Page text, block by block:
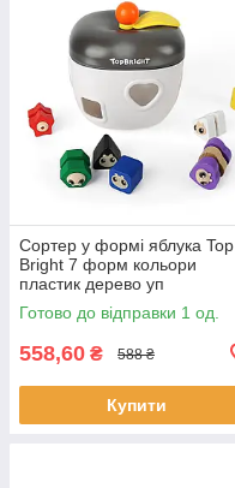
Сортер у формі яблука Top
Bright 7 форм кольори
пластик дерево уп
16,6*15,2*17,6см (121009)
Готово до відправки 1 од.
558,60 ₴ 588 ₴
Купити